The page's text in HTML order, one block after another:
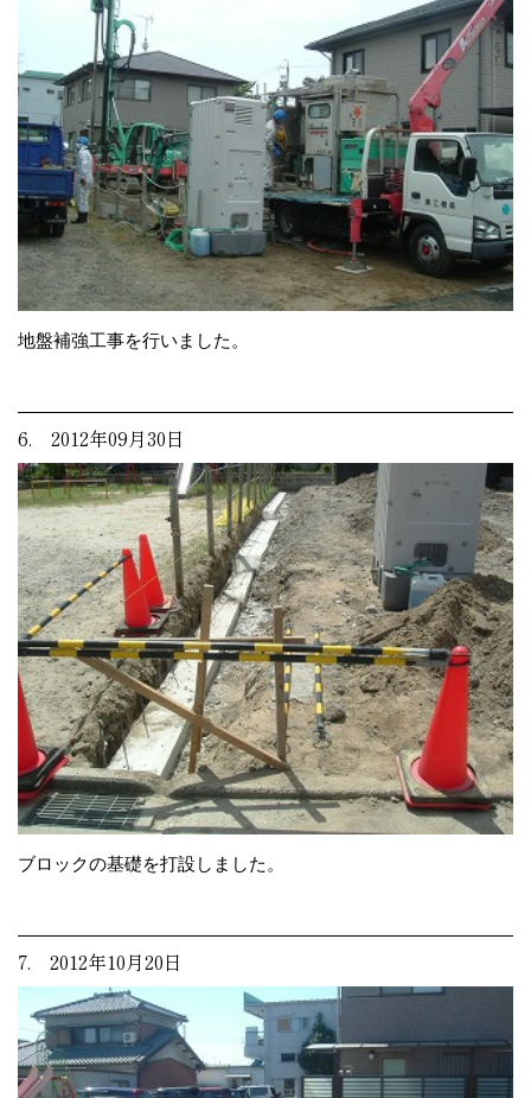
地盤補強工事を行いました。
6. 2012年09月30日
ブロックの基礎を打設しました。
7. 2012年10月20日